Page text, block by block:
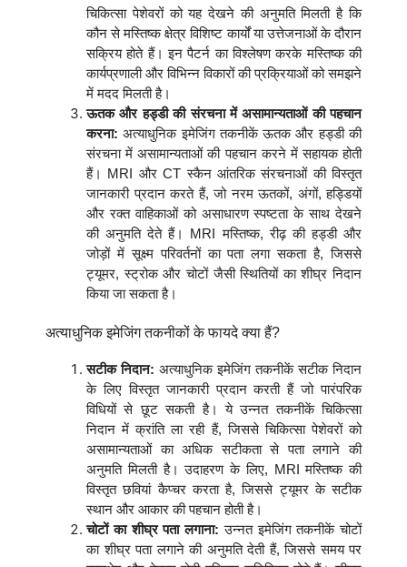
चिकित्सा पेशेवरों को यह देखने की अनुमति मिलती है कि
कौन से मस्तिष्क क्षेत्र विशिष्ट कार्यों या उत्तेजनाओं के दौरान
सक्रिय होते हैं। इन पैटर्न का विश्लेषण करके मस्तिष्क की
कार्यप्रणाली और विभिन्न विकारों की प्रक्रियाओं को समझने
में मदद मिलती है।
ऊतक और हड्डी की संरचना में असामान्यताओं की पहचान
करना: अत्याधुनिक इमेजिंग तकनीकें ऊतक और हड्डी की
संरचना में असामान्यताओं की पहचान करने में सहायक होती
हैं। MRI और CT स्कैन आंतरिक संरचनाओं की विस्तृत
जानकारी प्रदान करते हैं, जो नरम ऊतकों, अंगों, हड्डियों
और रक्त वाहिकाओं को असाधारण स्पष्टता के साथ देखने
की अनुमति देते हैं। MRI मस्तिष्क, रीढ़ की हड्डी और
जोड़ों में सूक्ष्म परिवर्तनों का पता लगा सकता है, जिससे
ट्यूमर, स्ट्रोक और चोटों जैसी स्थितियों का शीघ्र निदान
किया जा सकता है।
अत्याधुनिक इमेजिंग तकनीकों के फायदे क्या हैं?
सटीक निदान: अत्याधुनिक इमेजिंग तकनीकें सटीक निदान
के लिए विस्तृत जानकारी प्रदान करती हैं जो पारंपरिक
विधियों से छूट सकती है। ये उन्नत तकनीकें चिकित्सा
निदान में क्रांति ला रही हैं, जिससे चिकित्सा पेशेवरों को
असामान्यताओं का अधिक सटीकता से पता लगाने की
अनुमति मिलती है। उदाहरण के लिए, MRI मस्तिष्क की
विस्तृत छवियां कैप्चर करता है, जिससे ट्यूमर के सटीक
स्थान और आकार की पहचान होती है।
चोटों का शीघ्र पता लगाना: उन्नत इमेजिंग तकनीकें चोटों
का शीघ्र पता लगाने की अनुमति देती हैं, जिससे समय पर